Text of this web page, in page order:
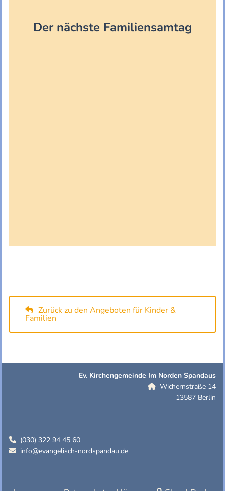
Der nächste Familiensamtag
Zurück zu den Angeboten für Kinder &
Familien
Ev. Kirchengemeinde Im Norden Spandaus
 Wichernstraße 14
13587 Berlin
 (030) 322 94 45 60
 info@evangelisch-nordspandau.de